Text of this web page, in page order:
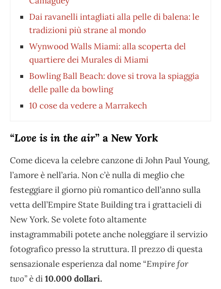
Dai ravanelli intagliati alla pelle di balena: le
tradizioni più strane al mondo
Wynwood Walls Miami: alla scoperta del
quartiere dei Murales di Miami
Bowling Ball Beach: dove si trova la spiaggia
delle palle da bowling
10 cose da vedere a Marrakech
“Love is in the air” a New York
Come diceva la celebre canzone di John Paul Young,
l’amore è nell’aria. Non c’è nulla di meglio che
festeggiare il giorno più romantico dell’anno sulla
vetta dell’Empire State Building tra i grattacieli di
New York. Se volete foto altamente
instagrammabili potete anche noleggiare il servizio
fotografico presso la struttura. Il prezzo di questa
sensazionale esperienza dal nome “Empire for
two”è di10.000 dollari.